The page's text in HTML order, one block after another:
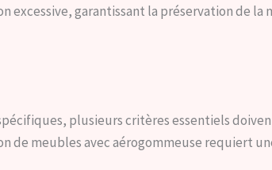
excessive, garantissant la préservation de
plusieurs critères essentiels
de meubles avec aérogommeuse requiert